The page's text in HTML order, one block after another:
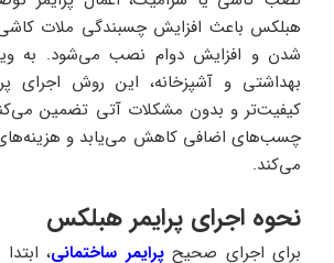
هبلکس باعث افزایش چسبندگی ملات
شدن و افزایش دوام نصب می‌شود. به
بهداشتی و آشپزخانه، این روش اجرای
کیفیت‌تر و بدون مشکلات آتی تضمین
چسب‌های اضافی کاهش می‌یابد و
می‌کند.
نحوه اجرای پرایمر هبلکس
برای اجرای صحیحپرایمر ساختمانی،